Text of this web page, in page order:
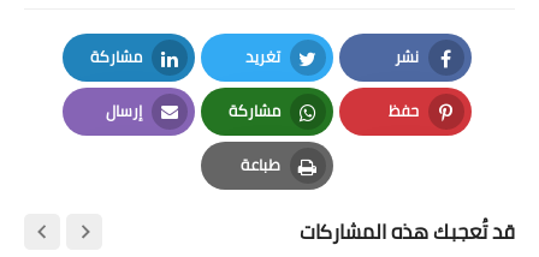
نشر
Facebook
تغريد
Twitter
مشاركة
LinkedIn
حفظ
Pinterest
مشاركة
Whatsapp
إرسال
Email
طباعة
Print
قد تُعجبك هذه المشاركات